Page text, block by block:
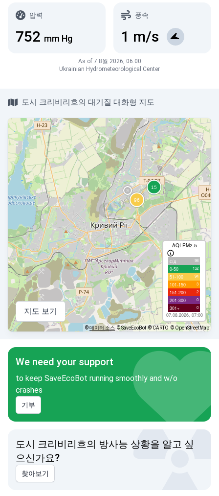
압력
752 mm Hg
풍속
1 m/s
As of 7 8월 2026, 06:00
Ukrainian Hydrometeorological Center
도시 크리비리흐의 대기질 대화형 지도
AQI PM2.5
с/д 98
0-50 152
51-100 94
101-150 3
151-200 2
201-300 0
301+ 0
07.08.2026, 07:00
지도 보기
©데이터 소스 © SaveEcoBot © CARTO © OpenStreetMap
We need your support
to keep SaveEcoBot running smoothly and w/o
crashes
기부
도시 크리비리흐의 방사능 상황을 알고 싶
으신가요?
찾아보기